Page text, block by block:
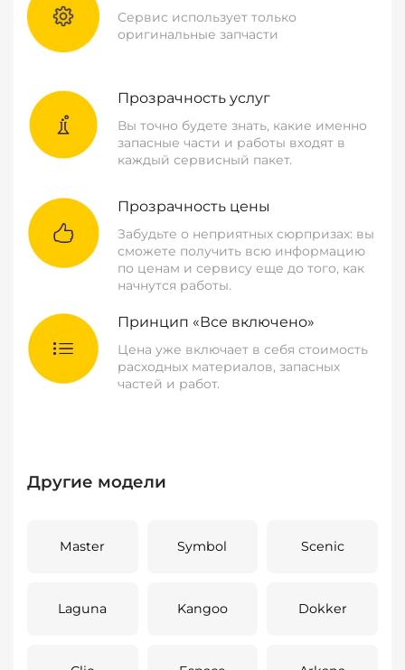
Сервис использует только
оригинальные запчасти
Прозрачность услуг
Вы точно будете знать, какие именно
запасные части и работы входят в
каждый сервисный пакет.
Прозрачность цены
Забудьте о неприятных сюрпризах: вы
сможете получить всю информацию
по ценам и сервису еще до того, как
начнутся работы.
Принцип «Все включено»
Цена уже включает в себя стоимость
расходных материалов, запасных
частей и работ.
Другие модели
Master Symbol Scenic
Laguna Kangoo Dokker